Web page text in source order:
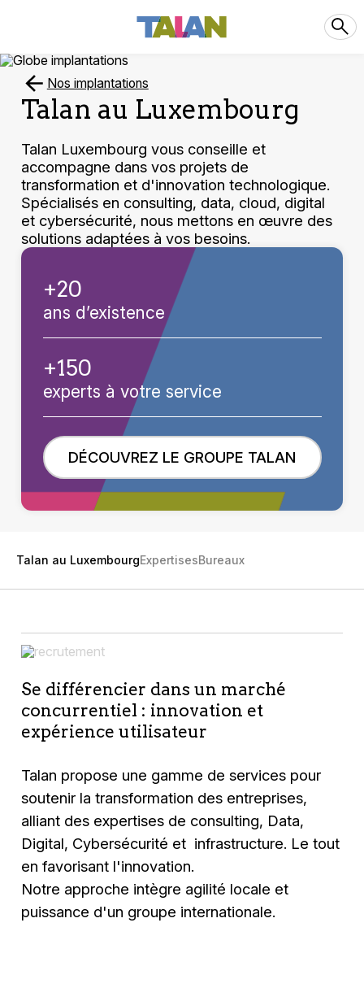
Nos implantations
Talan au Luxembourg
Talan Luxembourg vous conseille et
accompagne dans vos projets de
transformation et d'innovation technologique.
Spécialisés en consulting, data, cloud, digital
et cybersécurité, nous mettons en œuvre des
solutions adaptées à vos besoins.
+20
ans d’existence
+150
experts à votre service
DÉCOUVREZ LE GROUPE TALAN
Talan au LuxembourgExpertisesBureaux
Se différencier dans un marché
concurrentiel : innovation et
expérience utilisateur
Talan propose une gamme de services pour
soutenir la transformation des entreprises,
alliant des expertises de consulting, Data,
Digital, Cybersécurité et infrastructure. Le tout
en favorisant l'innovation.
Notre approche intègre agilité locale et
puissance d'un groupe internationale.